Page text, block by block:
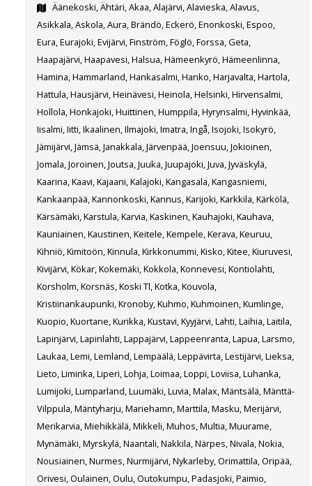
Äänekoski, Ähtäri, Akaa, Alajärvi, Alavieska, Alavus,
Asikkala, Askola, Aura, Brändö, Eckerö, Enonkoski, Espoo,
Eura, Eurajoki, Evijärvi, Finström, Föglö, Forssa, Geta,
Haapajärvi, Haapavesi, Halsua, Hämeenkyrö, Hämeenlinna,
Hamina, Hammarland, Hankasalmi, Hanko, Harjavalta, Hartola,
Hattula, Hausjärvi, Heinävesi, Heinola, Helsinki, Hirvensalmi,
Hollola, Honkajoki, Huittinen, Humppila, Hyrynsalmi, Hyvinkää,
Iisalmi, Iitti, Ikaalinen, Ilmajoki, Imatra, Ingå, Isojoki, Isokyrö,
Jämijärvi, Jämsä, Janakkala, Järvenpää, Joensuu, Jokioinen,
Jomala, Joroinen, Joutsa, Juuka, Juupajoki, Juva, Jyväskylä,
Kaarina, Kaavi, Kajaani, Kalajoki, Kangasala, Kangasniemi,
Kankaanpää, Kannonkoski, Kannus, Karijoki, Karkkila, Kärkölä,
Kärsämäki, Karstula, Karvia, Kaskinen, Kauhajoki, Kauhava,
Kauniainen, Kaustinen, Keitele, Kempele, Kerava, Keuruu,
Kihniö, Kimitoön, Kinnula, Kirkkonummi, Kisko, Kitee, Kiuruvesi,
Kivijärvi, Kökar, Kokemäki, Kokkola, Konnevesi, Kontiolahti,
Korsholm, Korsnäs, Koski Tl, Kotka, Kouvola,
Kristiinankaupunki, Kronoby, Kuhmo, Kuhmoinen, Kumlinge,
Kuopio, Kuortane, Kurikka, Kustavi, Kyyjärvi, Lahti, Laihia, Laitila,
Lapinjärvi, Lapinlahti, Lappajärvi, Lappeenranta, Lapua, Larsmo,
Laukaa, Lemi, Lemland, Lempäälä, Leppävirta, Lestijärvi, Lieksa,
Lieto, Liminka, Liperi, Lohja, Loimaa, Loppi, Loviisa, Luhanka,
Lumijoki, Lumparland, Luumäki, Luvia, Malax, Mäntsälä, Mänttä-
Vilppula, Mäntyharju, Mariehamn, Marttila, Masku, Merijärvi,
Merikarvia, Miehikkälä, Mikkeli, Muhos, Multia, Muurame,
Mynämäki, Myrskylä, Naantali, Nakkila, Närpes, Nivala, Nokia,
Nousiainen, Nurmes, Nurmijärvi, Nykarleby, Orimattila, Oripää,
Orivesi, Oulainen, Oulu, Outokumpu, Padasjoki, Paimio,